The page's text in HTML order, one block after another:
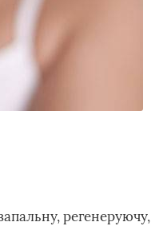
регенеруючу,